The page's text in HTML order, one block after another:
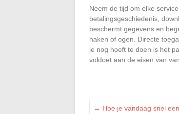
Neem de tijd om elke
betalingsgeschiedenis,
beschermt gegevens en
haken of ogen. Directe
je nog hoeft te doen is het
voldoet aan de eisen van
← Hoe je vandaag snel